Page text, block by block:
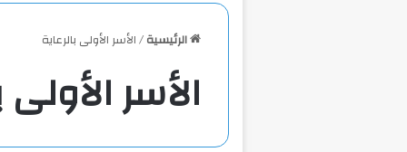
الرئيسية/الأسر الأولى بالرعاية
الأسر الأولى